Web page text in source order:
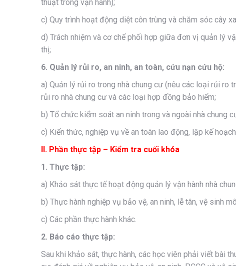
thuật trong vận hành);
c) Quy trình hoạt động diệt côn trùng và chăm sóc cây
d) Trách nhiệm và cơ chế phối hợp giữa đơn vị quản lý
thị;
6. Quản lý rủi ro, an ninh, an toàn, cứu nạn cứu hộ:
a) Quản lý rủi ro trong nhà chung cư (nêu các loại rủi ro
rủi ro nhà chung cư và các loại hợp đồng bảo hiểm;
b) Tổ chức kiểm soát an ninh trong và ngoài nhà chung
c) Kiến thức, nghiệp vụ về an toàn lao động, lập kế
II. Phần thực tập – Kiểm tra cuối khóa
1. Thực tập:
a) Khảo sát thực tế hoạt động quản lý vận hành nhà
b) Thực hành nghiệp vụ bảo vệ, an ninh, lễ tân, vệ sinh
c) Các phần thực hành khác.
2. Báo cáo thực tập:
Sau khi khảo sát, thực hành, các học viên phải viết bài